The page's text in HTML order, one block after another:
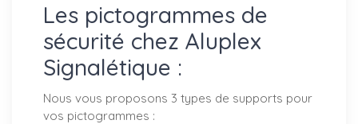
Les pictogrammes de
sécurité chez Aluplex
Signalétique :
Nous vous proposons 3 types de supports pour
vos pictogrammes :